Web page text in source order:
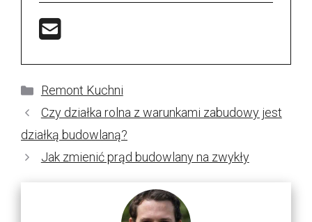
Kategorie
Remont Kuchni
Czy działka rolna z warunkami zabudowy jest
działką budowlaną?
Jak zmienić prąd budowlany na zwykły